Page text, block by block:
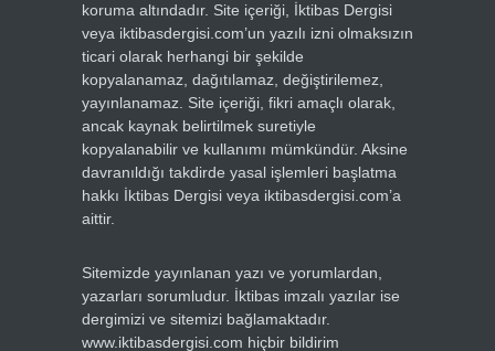
koruma altındadır. Site içeriği, İktibas Dergisi
veya iktibasdergisi.com’un yazılı izni olmaksızın
ticari olarak herhangi bir şekilde
kopyalanamaz, dağıtılamaz, değiştirilemez,
yayınlanamaz. Site içeriği, fikri amaçlı olarak,
ancak kaynak belirtilmek suretiyle
kopyalanabilir ve kullanımı mümkündür. Aksine
davranıldığı takdirde yasal işlemleri başlatma
hakkı İktibas Dergisi veya iktibasdergisi.com’a
aittir.
Sitemizde yayınlanan yazı ve yorumlardan,
yazarları sorumludur. İktibas imzalı yazılar ise
dergimizi ve sitemizi bağlamaktadır.
www.iktibasdergisi.com hiçbir bildirim